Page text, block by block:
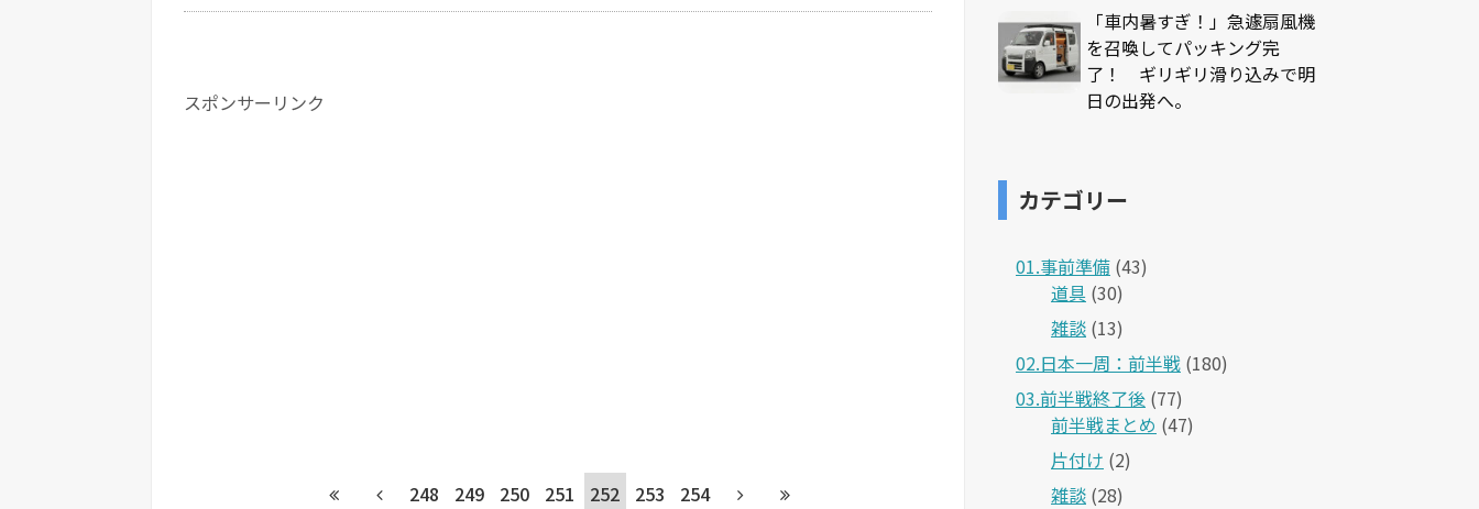
スポンサーリンク
248 249 250 251 252 253 254
「車内暑すぎ！」急遽扇風機
を召喚してパッキング完
了！ ギリギリ滑り込みで明
日の出発へ。
カテゴリー
01.事前準備 (43)
道具 (30)
雑談 (13)
02.日本一周：前半戦 (180)
03.前半戦終了後 (77)
前半戦まとめ (47)
片付け (2)
雑談 (28)